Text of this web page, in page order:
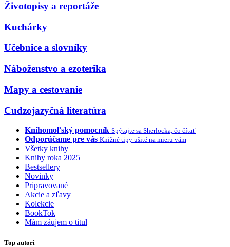
Životopisy a reportáže
Kuchárky
Učebnice a slovníky
Náboženstvo a ezoterika
Mapy a cestovanie
Cudzojazyčná literatúra
Knihomoľský pomocník Spýtajte sa Sherlocka, čo čítať
Odporúčame pre vás Knižné tipy ušité na mieru vám
Všetky knihy
Knihy roka 2025
Bestsellery
Novinky
Pripravované
Akcie a zľavy
Kolekcie
BookTok
Mám záujem o titul
Top autori